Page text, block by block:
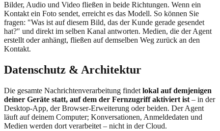
Bilder, Audio und Video fließen in beide Richtungen. Wenn ein
Kontakt ein Foto sendet, erreicht es das Modell. So können Sie
fragen: "Was ist auf diesem Bild, das der Kunde gerade gesendet
hat?" und direkt im selben Kanal antworten. Medien, die der Agent
erstellt oder anhängt, fließen auf demselben Weg zurück an den
Kontakt.
Datenschutz & Architektur
Die gesamte Nachrichtenverarbeitung findet lokal auf demjenigen
deiner Geräte statt, auf dem der Fernzugriff aktiviert ist – in der
Desktop-App, der Browser-Erweiterung oder beiden. Der Agent
läuft auf deinem Computer; Konversationen, Anmeldedaten und
Medien werden dort verarbeitet – nicht in der Cloud.